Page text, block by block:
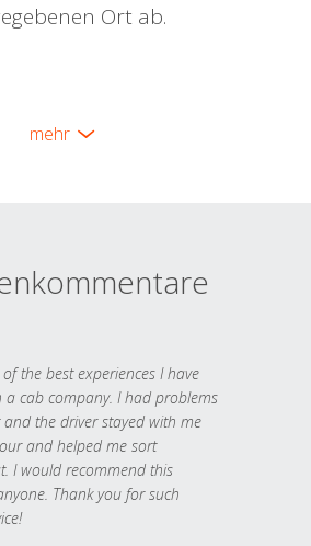
Ort ab.
mehr
the best experiences I have
a cab company. I had problems
the driver stayed with me
and helped me sort
I would recommend this
Thank you for such